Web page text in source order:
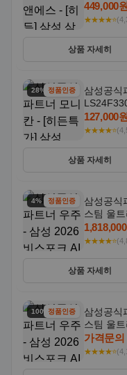
OTT 패
449,000원
★★★★⭐
상품 자세히
28% 할인정품인증
삼성공식
컴퓨터
127,000원
★★★★⭐
상품 자세히
4% 할인정품인증
삼성공식
스팀 울
레이지
★★★★⭐
상품 자세히
100% 할인
정품인증
삼성공식
스팀 울
콜 AAH
가격문의
★★★★⭐